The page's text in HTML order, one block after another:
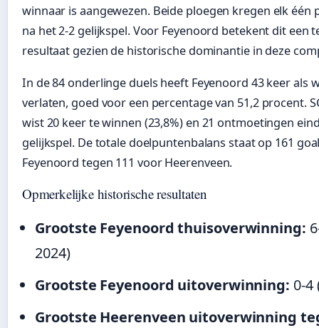
winnaar is aangewezen. Beide ploegen kregen elk één
na het 2-2 gelijkspel. Voor Feyenoord betekent dit een
resultaat gezien de historische dominantie in deze
In de 84 onderlinge duels heeft Feyenoord 43 keer als
verlaten, goed voor een percentage van 51,2 procent.
wist 20 keer te winnen (23,8%) en 21 ontmoetingen
gelijkspel. De totale doelpuntenbalans staat op 161
Feyenoord tegen 111 voor Heerenveen.
Opmerkelijke historische resultaten
Grootste Feyenoord thuisoverwinning:
2024)
Grootste Feyenoord uitoverwinning: 0-4
Grootste Heerenveen uitoverwinning